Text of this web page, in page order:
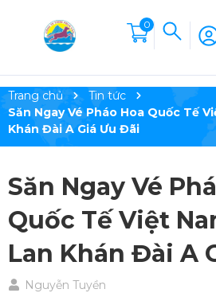
0
Trang chủ
Tin tức
Săn Ngay Vé Pháo Hoa Quốc Tế
Khán Đài A Giá Ưu Đãi
Săn Ngay Vé
Quốc Tế Việt
Lan Khán Đài A
Nguyễn Tuyền